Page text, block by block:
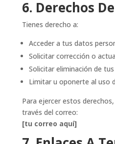
6. Derechos
Tienes derecho a:
Acceder a tus datos
Solicitar corrección o
Solicitar eliminación de
Limitar u oponerte al uso
Para ejercer estos
través del correo:
[tu correo aquí]